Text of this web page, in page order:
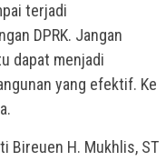
terjadi
DPRK. Jangan
dapat menjadi
yang efektif. Ke
Bireuen H. Mukhlis, ST